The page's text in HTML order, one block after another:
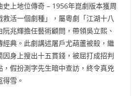
史上地位傳奇 – 1956年崑劇版本獲周
救活一個劇種」，屬粵劇「江湖十八
兆輝擔任藝術顧問，帶領吳立熙、
典。此劇講述屠戶尤葫蘆被殺，繼
身上搜出十五貫錢，被屈打成招判
假扮測字先生暗中查訪，終令真兇
雪。